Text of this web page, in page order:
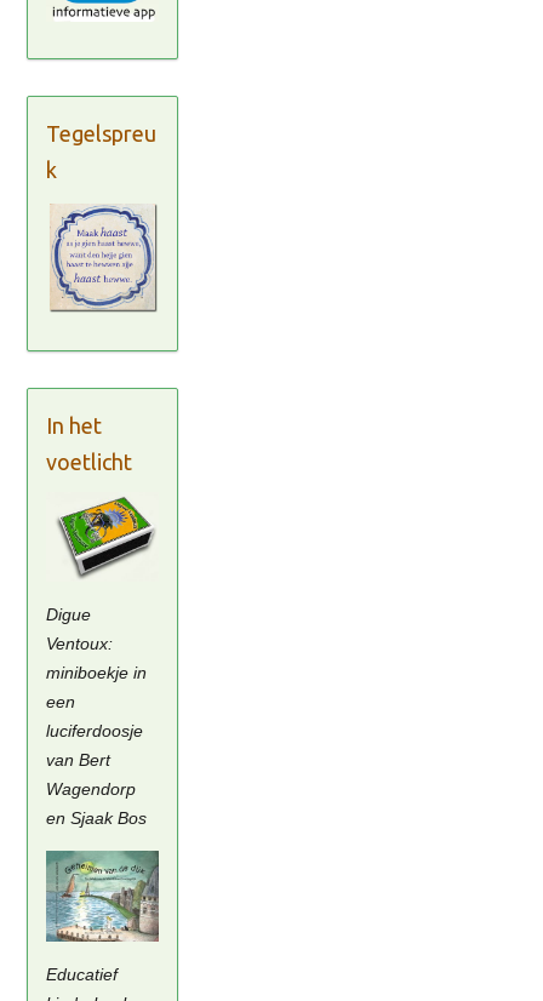
Tegelspreu
k
In het
voetlicht
Digue
Ventoux:
miniboekje in
een
luciferdoosje
van Bert
Wagendorp
en Sjaak Bos
Educatief